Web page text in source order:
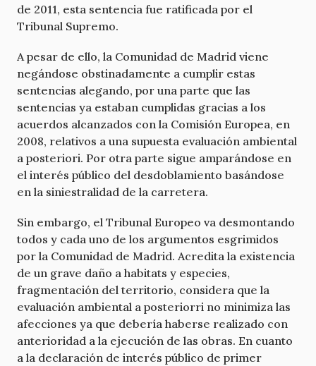
de 2011, esta sentencia fue ratificada por el
Tribunal Supremo.
A pesar de ello, la Comunidad de Madrid viene
negándose obstinadamente a cumplir estas
sentencias alegando, por una parte que las
sentencias ya estaban cumplidas gracias a los
acuerdos alcanzados con la Comisión Europea, en
2008, relativos a una supuesta evaluación ambiental
a posteriori. Por otra parte sigue amparándose en
el interés público del desdoblamiento basándose
en la siniestralidad de la carretera.
Sin embargo, el Tribunal Europeo va desmontando
todos y cada uno de los argumentos esgrimidos
por la Comunidad de Madrid. Acredita la existencia
de un grave daño a habitats y especies,
fragmentación del territorio, considera que la
evaluación ambiental a posteriorri no minimiza las
afecciones ya que debería haberse realizado con
anterioridad a la ejecución de las obras. En cuanto
a la declaración de interés público de primer